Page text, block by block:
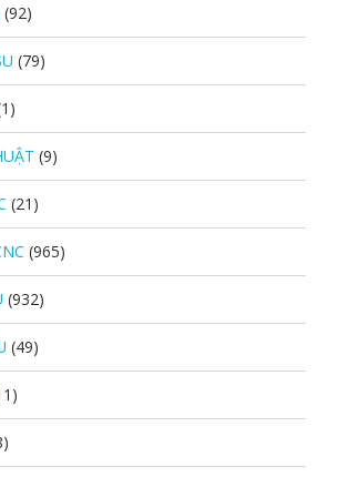
(92)
(79)
(9)
(21)
(965)
(932)
(49)